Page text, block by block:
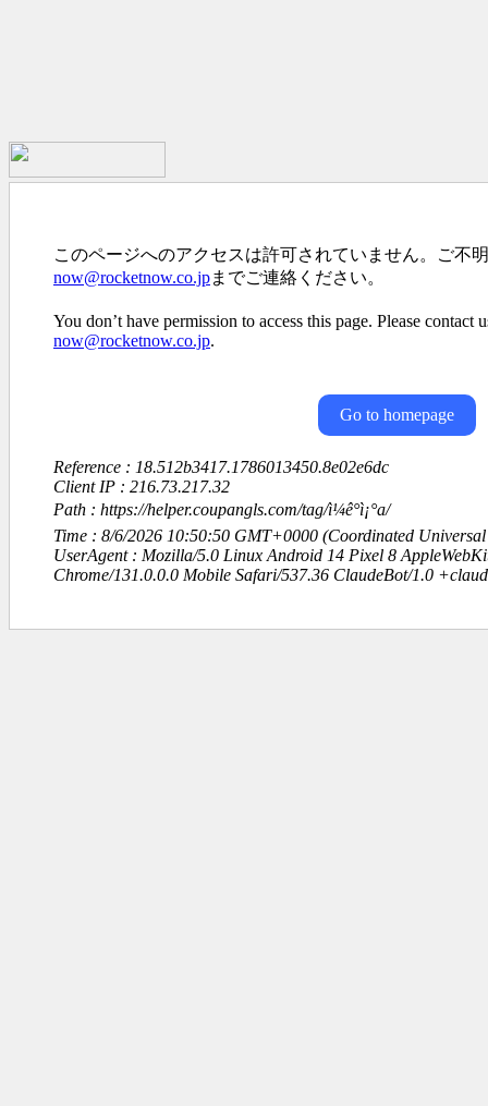
このページへのアクセスは許可されていません。ご不
now@rocketnow.co.jpまでご連絡ください。
You don’t have permission to access this page. Please contact
now@rocketnow.co.jp.
Go to homepage
Reference : 18.512b3417.1786013450.8e02e6dc
Client IP : 216.73.217.32
Path : https://helper.coupangls.com/tag/ì¼ê°ì¡°a/
Time : 8/6/2026 10:50:50 GMT+0000 (Coordinated Universal
UserAgent : Mozilla/5.0 Linux Android 14 Pixel 8
Chrome/131.0.0.0 Mobile Safari/537.36 ClaudeBot/1.0